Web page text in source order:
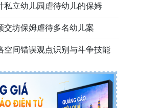
私立幼儿园虐待幼儿的保姆
交坊保姆虐待多名幼儿案
空间错误观点识别与斗争技能